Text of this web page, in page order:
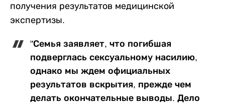
получения результатов медицинской
экспертизы.
"Семья заявляет, что погибшая
подверглась сексуальному насилию,
однако мы ждем официальных
результатов вскрытия, прежде чем
делать окончательные выводы. Дело